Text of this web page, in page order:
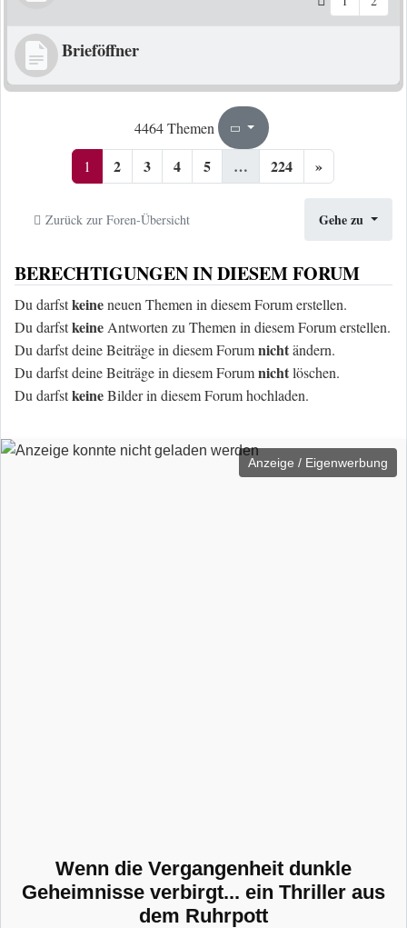
Brieföffner
4464 Themen Seite1
1 2 3 4 5 … 224 »
Zurück zur Foren-Übersicht Gehe zu
BERECHTIGUNGEN IN DIESEM FORUM
Du darfstkeineneuen Themen in diesem Forum erstellen.
Du darfstkeine Antworten zu Themen in diesem Forum erstellen.
Du darfst deine Beiträge in diesem Forumnichtändern.
Du darfst deine Beiträge in diesem Forumnichtlöschen.
Du darfstkeineBilder in diesem Forum hochladen.
Anzeige / Eigenwerbung
Wenn die Vergangenheit dunkle
Geheimnisse verbirgt... ein Thriller aus
dem Ruhrpott